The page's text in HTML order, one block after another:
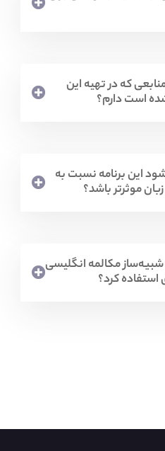
منابعی که در تهیه این
است دارم؟
این برنامه نسبت به
موثرتر باشد؟
مکالمه انگلیسی
استفاده کرد؟